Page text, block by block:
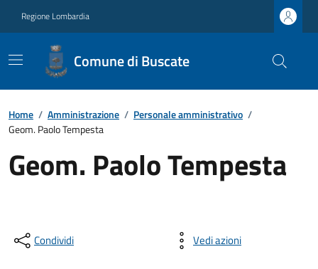
Regione Lombardia
Comune di Buscate
Home / Amministrazione / Personale amministrativo /
Geom. Paolo Tempesta
Geom. Paolo Tempesta
Condividi Vedi azioni